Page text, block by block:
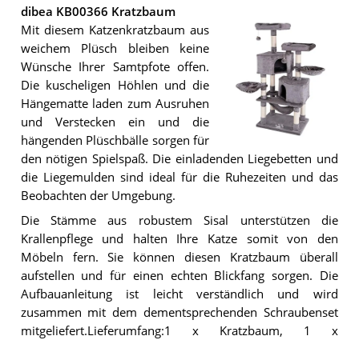
dibea KB00366 Kratzbaum
dibea
KB00366
Mit diesem Katzenkratzbaum aus
weichem Plüsch bleiben keine
Wünsche Ihrer Samtpfote offen.
Die kuscheligen Höhlen und die
Hängematte laden zum Ausruhen
und Verstecken ein und die
hängenden Plüschbälle sorgen für
den nötigen Spielspaß. Die einladenden Liegebetten und
die Liegemulden sind ideal für die Ruhezeiten und das
Beobachten der Umgebung.
Die Stämme aus robustem Sisal unterstützen die
Krallenpflege und halten Ihre Katze somit von den
Möbeln fern. Sie können diesen Kratzbaum überall
aufstellen und für einen echten Blickfang sorgen. Die
Aufbauanleitung ist leicht verständlich und wird
zusammen mit dem dementsprechenden Schraubenset
mitgeliefert.Lieferumfang:1 x Kratzbaum, 1 x